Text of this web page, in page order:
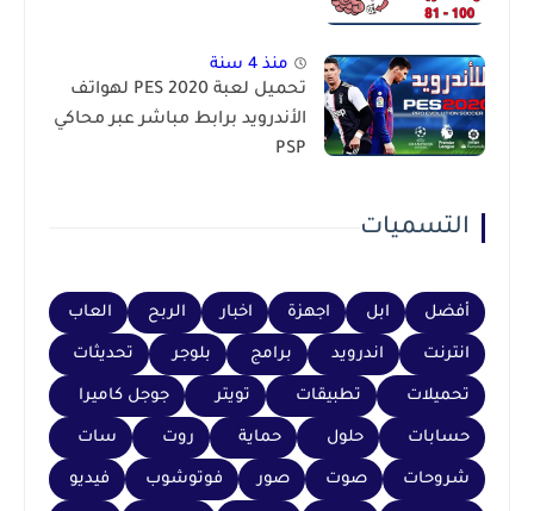
منذ 4 سنة
تحميل لعبة PES 2020 لهواتف
الأندرويد برابط مباشر عبر محاكي
PSP
التسميات
أفضل ابل اجهزة اخبار الربح العاب
انترنت اندرويد برامج بلوجر تحديثات
تحميلات تطبيقات تويتر جوجل كاميرا
حسابات حلول حماية روت سات
شروحات صوت صور فوتوشوب فيديو